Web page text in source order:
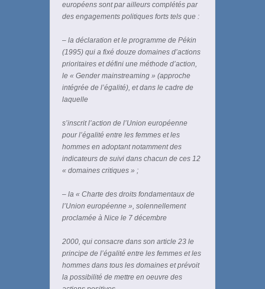
européens sont par ailleurs complétés par
des engagements politiques forts tels que :
– la déclaration et le programme de Pékin
(1995) qui a fixé douze domaines d’actions
prioritaires et défini une méthode d’action,
le « Gender mainstreaming » (approche
intégrée de l’égalité), et dans le cadre de
laquelle
s’inscrit l’action de l’Union européenne
pour l’égalité entre les femmes et les
hommes en adoptant notamment des
indicateurs de suivi dans chacun de ces 12
« domaines critiques » ;
– la « Charte des droits fondamentaux de
l’Union européenne », solennellement
proclamée à Nice le 7 décembre
2000, qui consacre dans son article 23 le
principe de l’égalité entre les femmes et les
hommes dans tous les domaines et prévoit
la possibilité de mettre en oeuvre des